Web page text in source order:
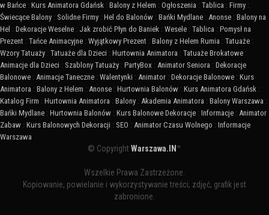
w Bańce : Kurs Animatora Gdańsk : Balony z Helem : Ogłoszenia : Tablica : Firmy :
Świecące Balony : Solidne Firmy : Hel do Balonów : Bańki Mydlane : Anonse : Balony na
Hel : Dekoracje Weselne : Jak zrobić Płyn do Baniek : Wesele : Tablica : Pomysł na
Prezent : Tańce Animacyjne : Wyjątkowy Prezent : Balony z Helem Rumia : Tatuaże :
Wzory Tatuaży : Tatuaże dla Dzieci : Hurtownia Animatora : Tatuaże Brokatowe :
Animacje dla Dzieci : Szablony Tatuaży : PartyBox : Animator Seniora : Dekoracje
Balonowe : Animacje Taneczne : Walentynki : Animator : Dekoracje Balonowe : Kurs
Animatora : Balony z Helem : Anonse : Hurtownia Balonów : Kurs Animatora Gdańsk :
Katalog Firm : Hurtownia Animatora : Balony : Akademia Animatora : Balony Warszawa :
Bańki Mydlane : Hurtownia Balonów : Kurs Balonowe Dekoracje : Informacje : Animator
Zabaw : Kurs Balonowych Dekoracji : SEO : Animator Czasu Wolnego : Informacje
Warszawa
© CopyrightWarszawa.IN ™
Wszelkie Prawa Zastrzeżone.
Kopiowanie, powielanie i wykorzystywanie treści, zdjęć, grafik jest
zabronione.